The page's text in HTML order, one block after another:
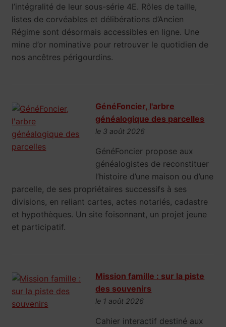
l’intégralité de leur sous-série 4E. Rôles de taille,
listes de corvéables et délibérations d’Ancien
Régime sont désormais accessibles en ligne. Une
mine d’or nominative pour retrouver le quotidien de
nos ancêtres périgourdins.
GénéFoncier, l'arbre
généalogique des parcelles
le 3 août 2026
GénéFoncier propose aux
généalogistes de reconstituer
l’histoire d’une maison ou d’une
parcelle, de ses propriétaires successifs à ses
divisions, en reliant cartes, actes notariés, cadastre
et hypothèques. Un site foisonnant, un projet jeune
et participatif.
Mission famille : sur la piste
des souvenirs
le 1 août 2026
Cahier interactif destiné aux